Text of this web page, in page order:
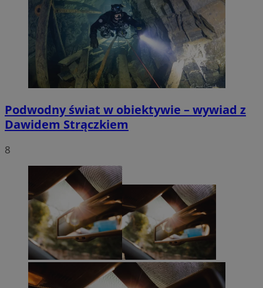
Podwodny świat w obiektywie – wywiad z
Dawidem Strączkiem
8